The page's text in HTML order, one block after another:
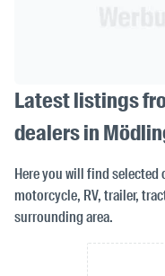
Latest listings
dealers in
Here you will find selected
motorcycle, RV, trailer,
surrounding area.